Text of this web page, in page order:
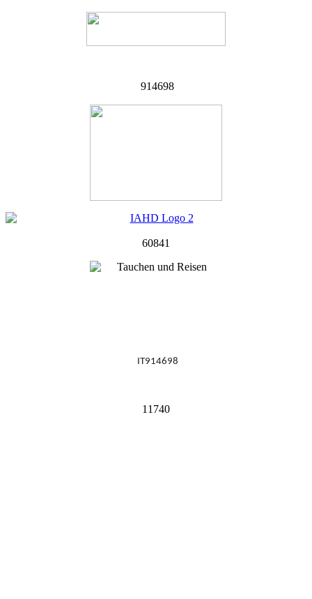
914698
60841
IT914698
11740